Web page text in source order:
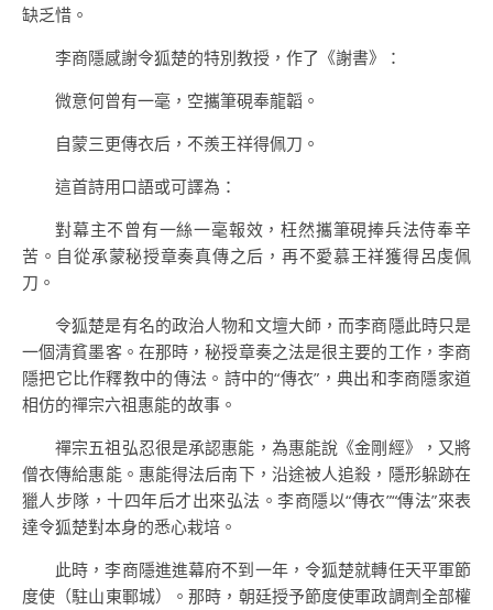
缺乏惜。
李商隱感謝令狐楚的特別教授，作了《謝書》：
微意何曾有一毫，空攜筆硯奉龍韜。
自蒙三更傳衣后，不羨王祥得佩刀。
這首詩用口語或可譯為：
對幕主不曾有一絲一毫報效，枉然攜筆硯捧兵法侍奉辛
苦。自從承蒙秘授章奏真傳之后，再不愛慕王祥獲得呂虔佩
刀。
令狐楚是有名的政治人物和文壇大師，而李商隱此時只是
一個清貧墨客。在那時，秘授章奏之法是很主要的工作，李商
隱把它比作釋教中的傳法。詩中的“傳衣”，典出和李商隱家道
相仿的禪宗六祖惠能的故事。
禪宗五祖弘忍很是承認惠能，為惠能說《金剛經》，又將
僧衣傳給惠能。惠能得法后南下，沿途被人追殺，隱形躲跡在
獵人步隊，十四年后才出來弘法。李商隱以“傳衣”“傳法”來表
達令狐楚對本身的悉心栽培。
此時，李商隱進進幕府不到一年，令狐楚就轉任天平軍節
度使（駐山東鄆城）。那時，朝廷授予節度使軍政調劑全部權